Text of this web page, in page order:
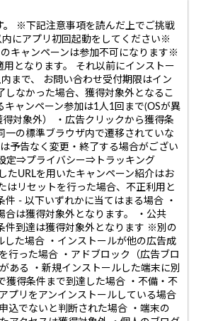
※下記注意事項を読んだ上でご挑戦
にアプリ初回起動をしてください※
キャンペーンは参加不可になります※
となります。 それ以前にインストー
まで、 お問い合わせ受付期限はイン
なかった場合、獲得対象外となるこ
ャンペーン参加は1人1回まで(OSが異
対象外） ・広告クリックから獲得条
の標準ブラウザ内で遷移されていな
予告なく変更・終了する場合がござい
定⇒プライバシー⇒トラッキング
URLを用いたキャンペーン紹介はお
リセットを行った場合、不正利用と
- 以下いずれかに当てはまる場合 ・
は獲得対象外となります。 ・公共
件到達は獲得対象外となります ※別の
た場合 ・インストールが他の広告成
行った場合 ・アドブロック（広告ブロ
ある ・新規インストールした端末に別
獲得条件まで到達した場合 ・不備・不
プリをアンインストールしている場合
込でないと判断された場合 ・端末の